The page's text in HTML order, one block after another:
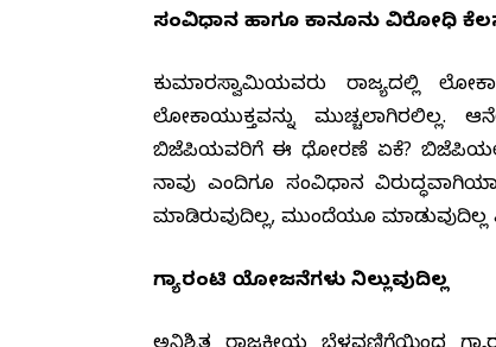
ಸಂವಿಧಾನ ಹಾಗೂ ಕಾನೂನು ವಿರೋಧಿ
ಕುಮಾರಸ್ವಾಮಿಯವರು ರಾಜ್ಯದಲ್ಲಿ
ಲೋಕಾಯುಕ್ತವನ್ನು ಮುಚ್ಚಲಾಗಿರಲಿಲ್ಲ.
ಬಿಜೆಪಿಯವರಿಗೆ ಈ ಧೋರಣೆ ಏಕೆ? ಬಿಜೆಪಿಯಲ್ಲಿ
ನಾವು ಎಂದಿಗೂ ಸಂವಿಧಾನ
ಮಾಡಿರುವುದಿಲ್ಲ, ಮುಂದೆಯೂ ಮಾಡುವುದಿಲ್ಲ
ಗ್ಯಾರಂಟಿ ಯೋಜನೆಗಳು ನಿಲ್ಲುವುದಿಲ್ಲ